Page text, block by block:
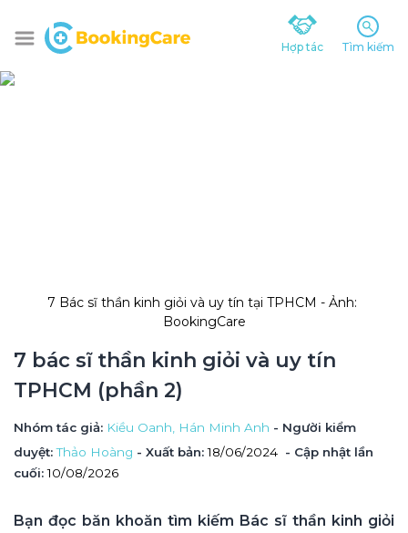
Hợp tác Tìm kiếm
7 Bác sĩ thần kinh giỏi và uy tín tại TPHCM - Ảnh:
BookingCare
7 bác sĩ thần kinh giỏi và uy tín
TPHCM (phần 2)
Nhóm tác giả: Kiều Oanh, Hán Minh Anh - Người kiểm
duyệt: Thảo Hoàng - Xuất bản: 18/06/2024 - Cập nhật lần
cuối: 10/08/2026
Bạn đọc băn khoăn tìm kiếm Bác sĩ thần kinh giỏi